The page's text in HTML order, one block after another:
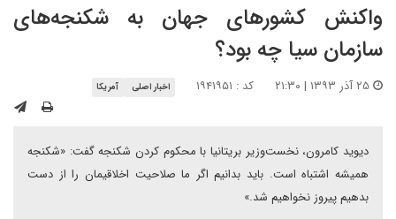
واکنش کشورهای جهان به شکنجه‌های
سازمان سیا چه بود؟
کد : ۱۹۴۱۹۵۱ اخبار اصلی آمریکا
دیوید کامرون، نخست‌وزیر بریتانیا با محکوم کردن شکنجه گفت: «شکنجه
همیشه اشتباه است. باید بدانیم اگر ما صلاحیت اخلاقیمان را از دست
بدهیم پیروز نخواهیم شد.»